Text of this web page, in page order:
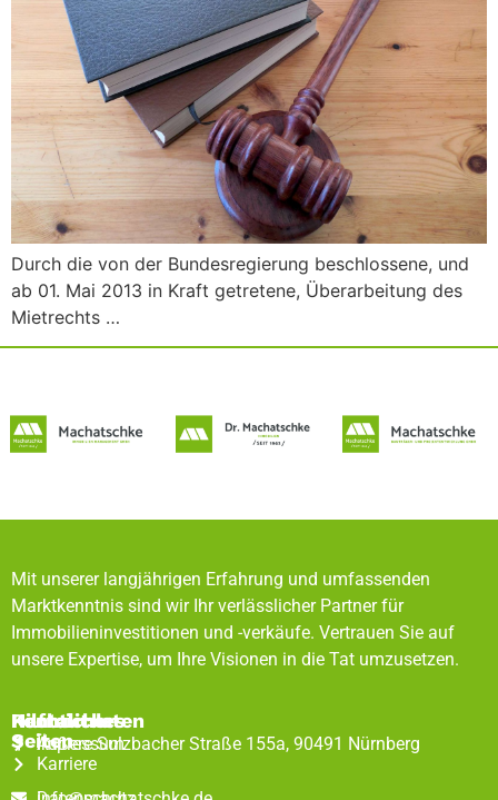
Durch die von der Bundesregierung beschlossene, und
ab 01. Mai 2013 in Kraft getretene, Überarbeitung des
Mietrechts …
Mit unserer langjährigen Erfahrung und umfassenden
Marktkenntnis sind wir Ihr verlässlicher Partner für
Immobilieninvestitionen und -verkäufe. Vertrauen Sie auf
unsere Expertise, um Ihre Visionen in die Tat umzusetzen.
Rechtliches
Impressum
Hilfreiche
Seiten
Karriere
Kontaktdaten
Äußere Sulzbacher Straße 155a, 90491 Nürnberg